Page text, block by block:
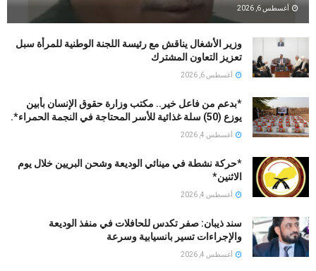
أغسطس 6, 2026
وزير الأشغال يناقش مع رئيسة اللجنة الوطنية للمرأة سبل
تعزيز التعاون المشترك
أغسطس 6, 2026
*بدعم من فاعل خير.. مكتب وزارة حقوق الإنسان بأبين
يوزع (50) سلة غذائية للأسر المحتاجة في النجمة الحمراء*.
أغسطس 4, 2026
*حركة نشطة في مينائي الوديعة وشحن البريين خلال يوم
الاثنين*
أغسطس 4, 2026
سند ذيبان: صفر تكدس للحافلات في منفذ الوديعة
والإجراءات تسير بانسيابية وسرعة
أغسطس 4, 2026